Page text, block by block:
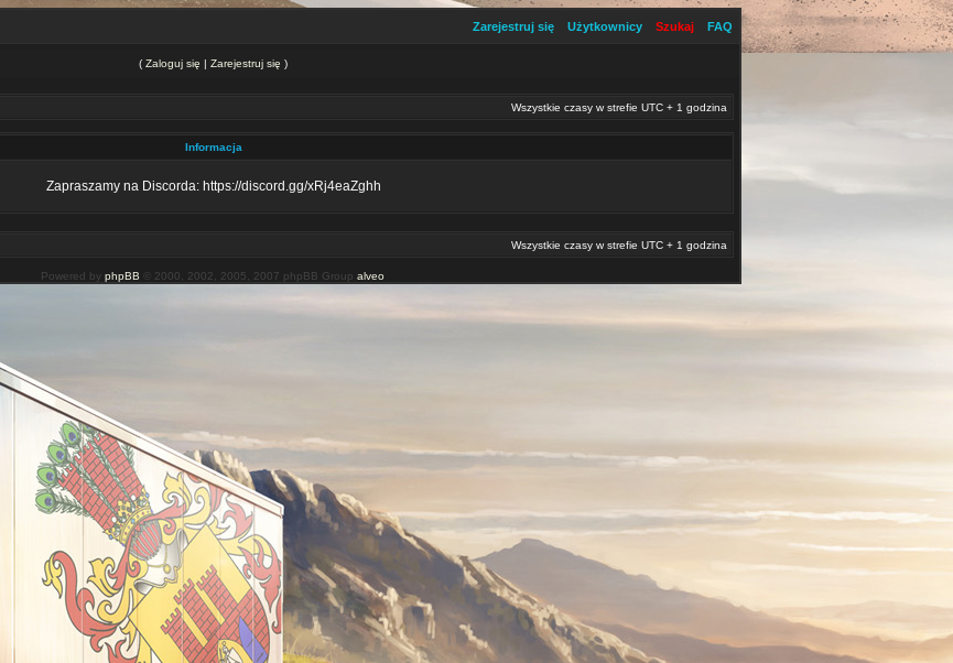
FAQ
Szukaj
Użytkownicy
Zarejestruj się
( Zaloguj się | Zarejestruj się )
Wszystkie czasy w strefie UTC + 1 godzina
Informacja
Zapraszamy na Discorda: https://discord.gg/xRj4eaZghh
Wszystkie czasy w strefie UTC + 1 godzina
Powered by phpBB © 2000, 2002, 2005, 2007 phpBB Group alveo